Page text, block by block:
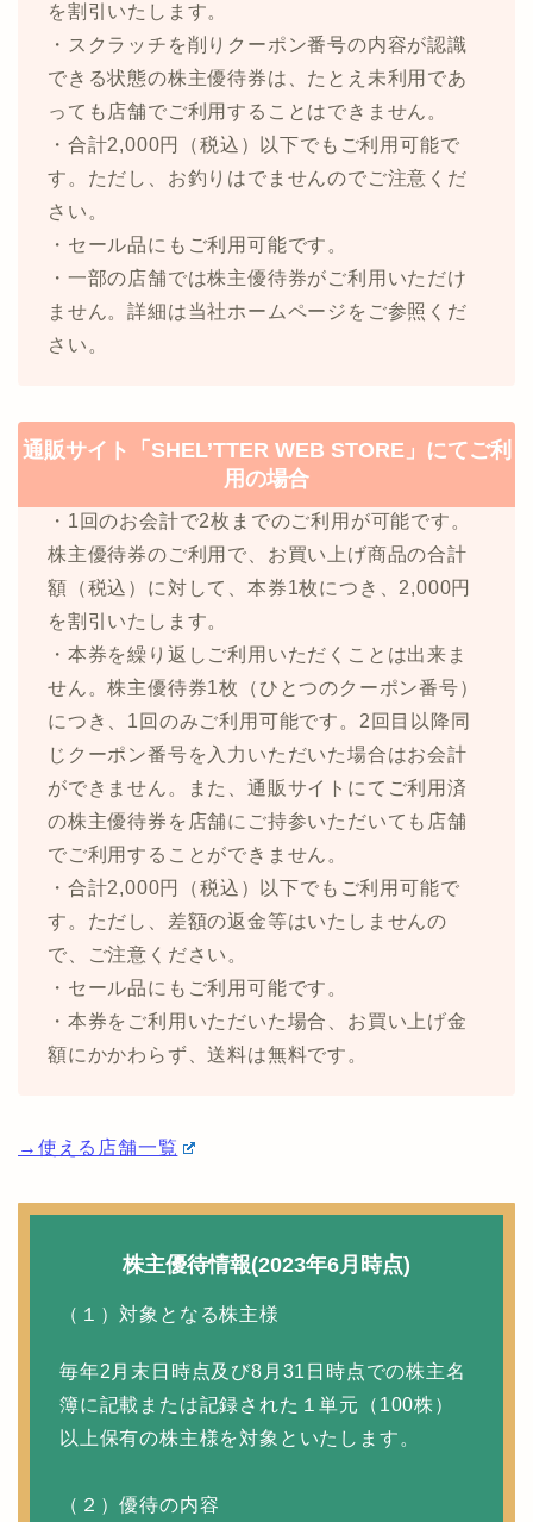
を割引いたします。
・スクラッチを削りクーポン番号の内容が認識
できる状態の株主優待券は、たとえ未利用であ
っても店舗でご利用することはできません。
・合計2,000円（税込）以下でもご利用可能で
す。ただし、お釣りはでませんのでご注意くだ
さい。
・セール品にもご利用可能です。
・一部の店舗では株主優待券がご利用いただけ
ません。詳細は当社ホームページをご参照くだ
さい。
通販サイト「SHEL’TTER WEB STORE」にてご利
用の場合
・1回のお会計で2枚までのご利用が可能です。
株主優待券のご利用で、お買い上げ商品の合計
額（税込）に対して、本券1枚につき、2,000円
を割引いたします。
・本券を繰り返しご利用いただくことは出来ま
せん。株主優待券1枚（ひとつのクーポン番号）
につき、1回のみご利用可能です。2回目以降同
じクーポン番号を入力いただいた場合はお会計
ができません。また、通販サイトにてご利用済
の株主優待券を店舗にご持参いただいても店舗
でご利用することができません。
・合計2,000円（税込）以下でもご利用可能で
す。ただし、差額の返金等はいたしませんの
で、ご注意ください。
・セール品にもご利用可能です。
・本券をご利用いただいた場合、お買い上げ金
額にかかわらず、送料は無料です。
→使える店舗一覧
株主優待情報(2023年6月時点)
（１）対象となる株主様
毎年2月末日時点及び8月31日時点での株主名
簿に記載または記録された１単元（100株）
以上保有の株主様を対象といたします。
（２）優待の内容